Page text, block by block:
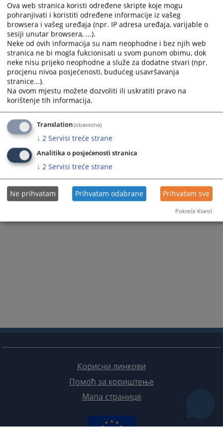
Приказана вијест је на
Пратећи документи
Мјесечни извјештај о раду окружних центара Судске
полиције за фебруар 2026.
75ПРЕГЛЕДА
Корисни линкови
Помоћ за кориштење
Мапа странице
Ova web stranica koristi određene skripte koje mogu
pohranjivati i koristiti određene informacije iz vašeg
browsera i vašeg uređaja (npr. IP adresa uređaja, varijable o
sesiji unutar browsera, ...).
Neke od ovih informacija su nam neophodne i bez njih web
stranica ne bi mogla fukcionisati u svom punom obimu, dok
neke nisu prijeko neophodne a služe za dodatne stvari (npr.
procjenu nivoa posjećenosti, budućeg usavršavanja
stranice...).
Na ovom mjestu možete dozvoliti ili uskratiti pravo na
korištenje tih informacija.
Translation(obavezna)
↓ 2 Servisi treće strane
Analitika o posjećenosti stranica
↓ 2 Servisi treće strane
Ne prihvatam Prihvatam odabrane Prihvatam sve
Pokreće Klaro!